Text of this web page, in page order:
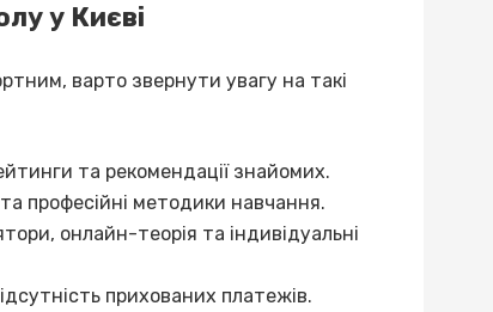
у Києві
варто звернути увагу на такі
та рекомендації знайомих.
та професійні методики навчання.
онлайн-теорія та індивідуальні
прихованих платежів.